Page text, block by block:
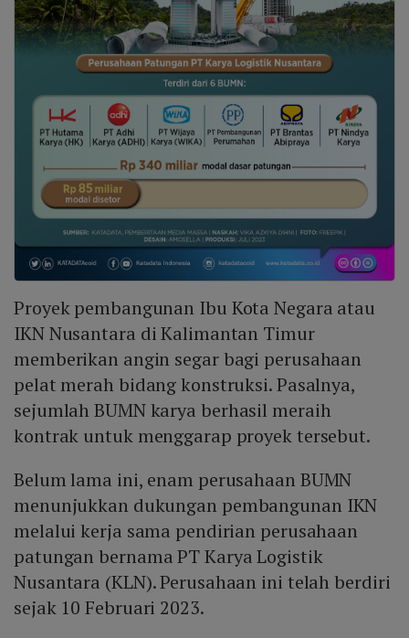
Proyek pembangunan Ibu Kota Negara atau
IKN Nusantara di Kalimantan Timur
memberikan angin segar bagi perusahaan
pelat merah bidang konstruksi. Pasalnya,
sejumlah BUMN karya berhasil meraih
kontrak untuk menggarap proyek tersebut.
Belum lama ini, enam perusahaan BUMN
menunjukkan dukungan pembangunan IKN
melalui kerja sama pendirian perusahaan
patungan bernama PT Karya Logistik
Nusantara (KLN). Perusahaan ini telah berdiri
sejak 10 Februari 2023.